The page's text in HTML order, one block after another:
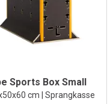
Sports Box Small
cm | Sprangkasse